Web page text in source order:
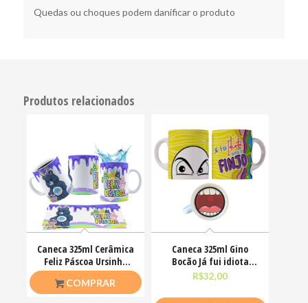
Quedas ou choques podem danificar o produto
Produtos relacionados
Caneca 325ml Cerâmica
Feliz Páscoa Ursinho
Carinhosos
COMPRAR
Caneca 325ml Gino
Bocão Já fui idiota
agora só finjo Meme
R$32,00